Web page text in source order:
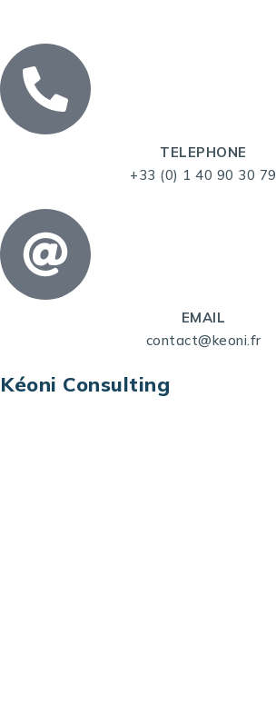
TELEPHONE
+33 (0) 1 40 90 30 79
EMAIL
contact@keoni.fr
Kéoni Consulting